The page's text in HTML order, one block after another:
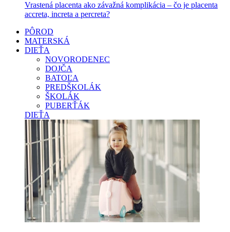
Vrastená placenta ako závažná komplikácia – čo je placenta
accreta, increta a percreta?
PÔROD
MATERSKÁ
DIEŤA
NOVORODENEC
DOJČA
BATOĽA
PREDŠKOLÁK
ŠKOLÁK
PUBERŤÁK
DIEŤA